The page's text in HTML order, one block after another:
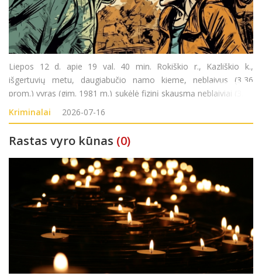
Liepos 12 d. apie 19 val. 40 min. Rokiškio r., Kazliškio k.,
išgertuvių metu, daugiabučio namo kieme, neblaivus (3,36
prom.) vyras (gim. 1981 m.) sukėlė fizinį skausmą neblaiviai (3,33
prom.) moteriai (gim. 1989 m.). Pradėtas ikiteisminis tyrimas
pagal LR BK 140 str.
Kriminalai 2026-07-16
Rastas vyro kūnas (0)